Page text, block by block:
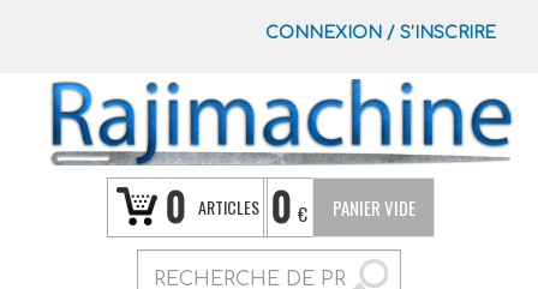
CONNEXION / S’INSCRIRE
0 ARTICLES 0 € PANIER VIDE